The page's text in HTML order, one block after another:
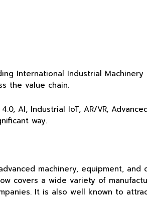
International Industrial
the value chain.
AI, Industrial IoT, AR/VR,
way.
machinery, equipment,
covers a wide variety of
It is also well known to